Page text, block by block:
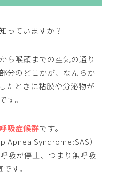
っていますか？
ら喉頭までの空気の通り
分のどこかが、なんらか
たときに粘膜や分泌物が
す。
吸症候群です。
Apnea Syndrome:SAS）
吸が停止、つまり無呼吸
す。